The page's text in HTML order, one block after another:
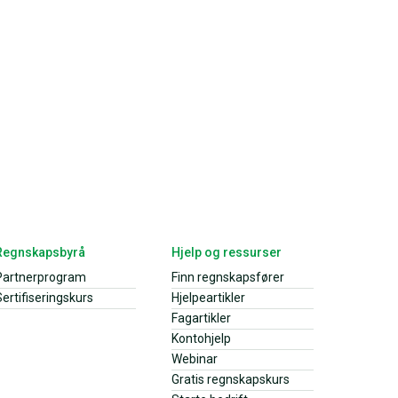
Hjelp og ressurser
Finn regnskapsfører
Hjelpeartikler
Fagartikler
Kontohjelp
Webinar
Gratis regnskapskurs